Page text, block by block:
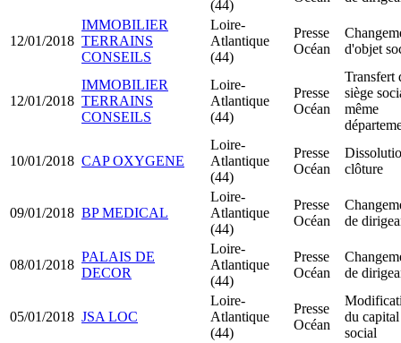
(44)
12/01/2018
IMMOBILIER
TERRAINS
CONSEILS
Loire-
Atlantique
(44)
Presse
Océan
d'objet
12/01/2018
IMMOBILIER
TERRAINS
CONSEILS
Loire-
Atlantique
(44)
Presse
Océan
Transfert
siège
même
10/01/2018 CAP OXYGENE
Loire-
Atlantique
(44)
Presse
Océan
clôture
09/01/2018 BP MEDICAL
Loire-
Atlantique
(44)
Presse
Océan
de
08/01/2018
PALAIS DE
DECOR
Loire-
Atlantique
(44)
Presse
Océan
de
05/01/2018 JSA LOC
Loire-
Atlantique
(44)
Presse
Océan
du capital
social